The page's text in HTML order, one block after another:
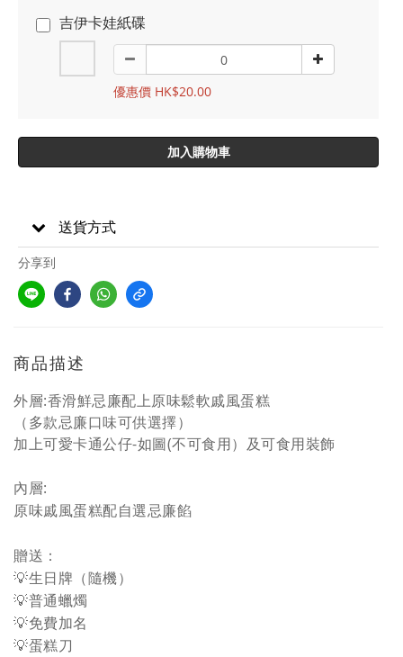
吉伊卡娃紙碟
優惠價 HK$20.00
加入購物車
送貨方式
分享到
商品描述
外層:香滑鮮忌廉配上原味鬆軟戚風蛋糕
（多款忌廉口味可供選擇）
加上可愛卡通公仔-如圖(不可食用）及可食用裝飾
內層:
原味戚風蛋糕配自選忌廉餡
贈送：
💡生日牌（隨機）
💡普通蠟燭
💡免費加名
💡蛋糕刀